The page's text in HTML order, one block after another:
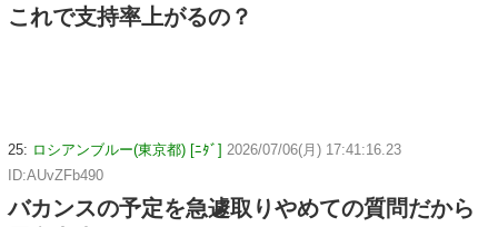
これで支持率上がるの？
25: ロシアンブルー(東京都) [ﾆﾀﾞ] 2026/07/06(月) 17:41:16.23
ID:AUvZFb490
バカンスの予定を急遽取りやめての質問だから